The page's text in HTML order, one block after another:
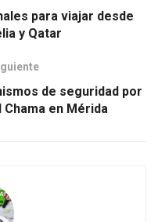
para viajar desde
y Qatar
de seguridad por
en Mérida